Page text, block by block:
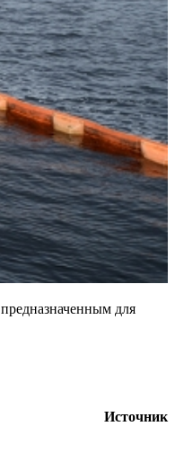
для
Источник